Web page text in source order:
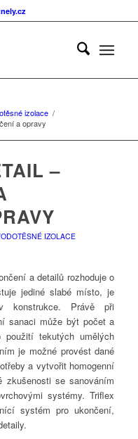
izolace /
a opravy
–
IZOLACE
a detailů rozhoduje o
jediné slabé místo, je
konstrukce. Právě při
sanaci může být počet a
použití tekutých umělých
je možné provést dané
a vytvořit homogenní
zkušenosti se sanováním
systémy. Triflex
systém pro ukončení,